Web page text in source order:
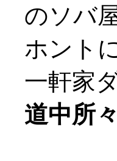
のソバ
ホント
一軒家
道中所